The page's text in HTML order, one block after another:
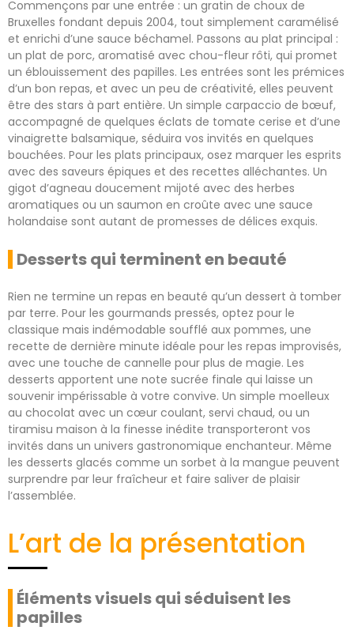
Commençons par une entrée : un gratin de choux de
Bruxelles fondant depuis 2004, tout simplement caramélisé
et enrichi d’une sauce béchamel. Passons au plat principal :
un plat de porc, aromatisé avec chou-fleur rôti, qui promet
un éblouissement des papilles. Les entrées sont les prémices
d’un bon repas, et avec un peu de créativité, elles peuvent
être des stars à part entière. Un simple carpaccio de bœuf,
accompagné de quelques éclats de tomate cerise et d’une
vinaigrette balsamique, séduira vos invités en quelques
bouchées. Pour les plats principaux, osez marquer les esprits
avec des saveurs épiques et des recettes alléchantes. Un
gigot d’agneau doucement mijoté avec des herbes
aromatiques ou un saumon en croûte avec une sauce
holandaise sont autant de promesses de délices exquis.
Desserts qui terminent en beauté
Rien ne termine un repas en beauté qu’un dessert à tomber
par terre. Pour les gourmands pressés, optez pour le
classique mais indémodable soufflé aux pommes, une
recette de dernière minute idéale pour les repas improvisés,
avec une touche de cannelle pour plus de magie. Les
desserts apportent une note sucrée finale qui laisse un
souvenir impérissable à votre convive. Un simple moelleux
au chocolat avec un cœur coulant, servi chaud, ou un
tiramisu maison à la finesse inédite transporteront vos
invités dans un univers gastronomique enchanteur. Même
les desserts glacés comme un sorbet à la mangue peuvent
surprendre par leur fraîcheur et faire saliver de plaisir
l’assemblée.
L’art de la présentation
Éléments visuels qui séduisent les
papilles